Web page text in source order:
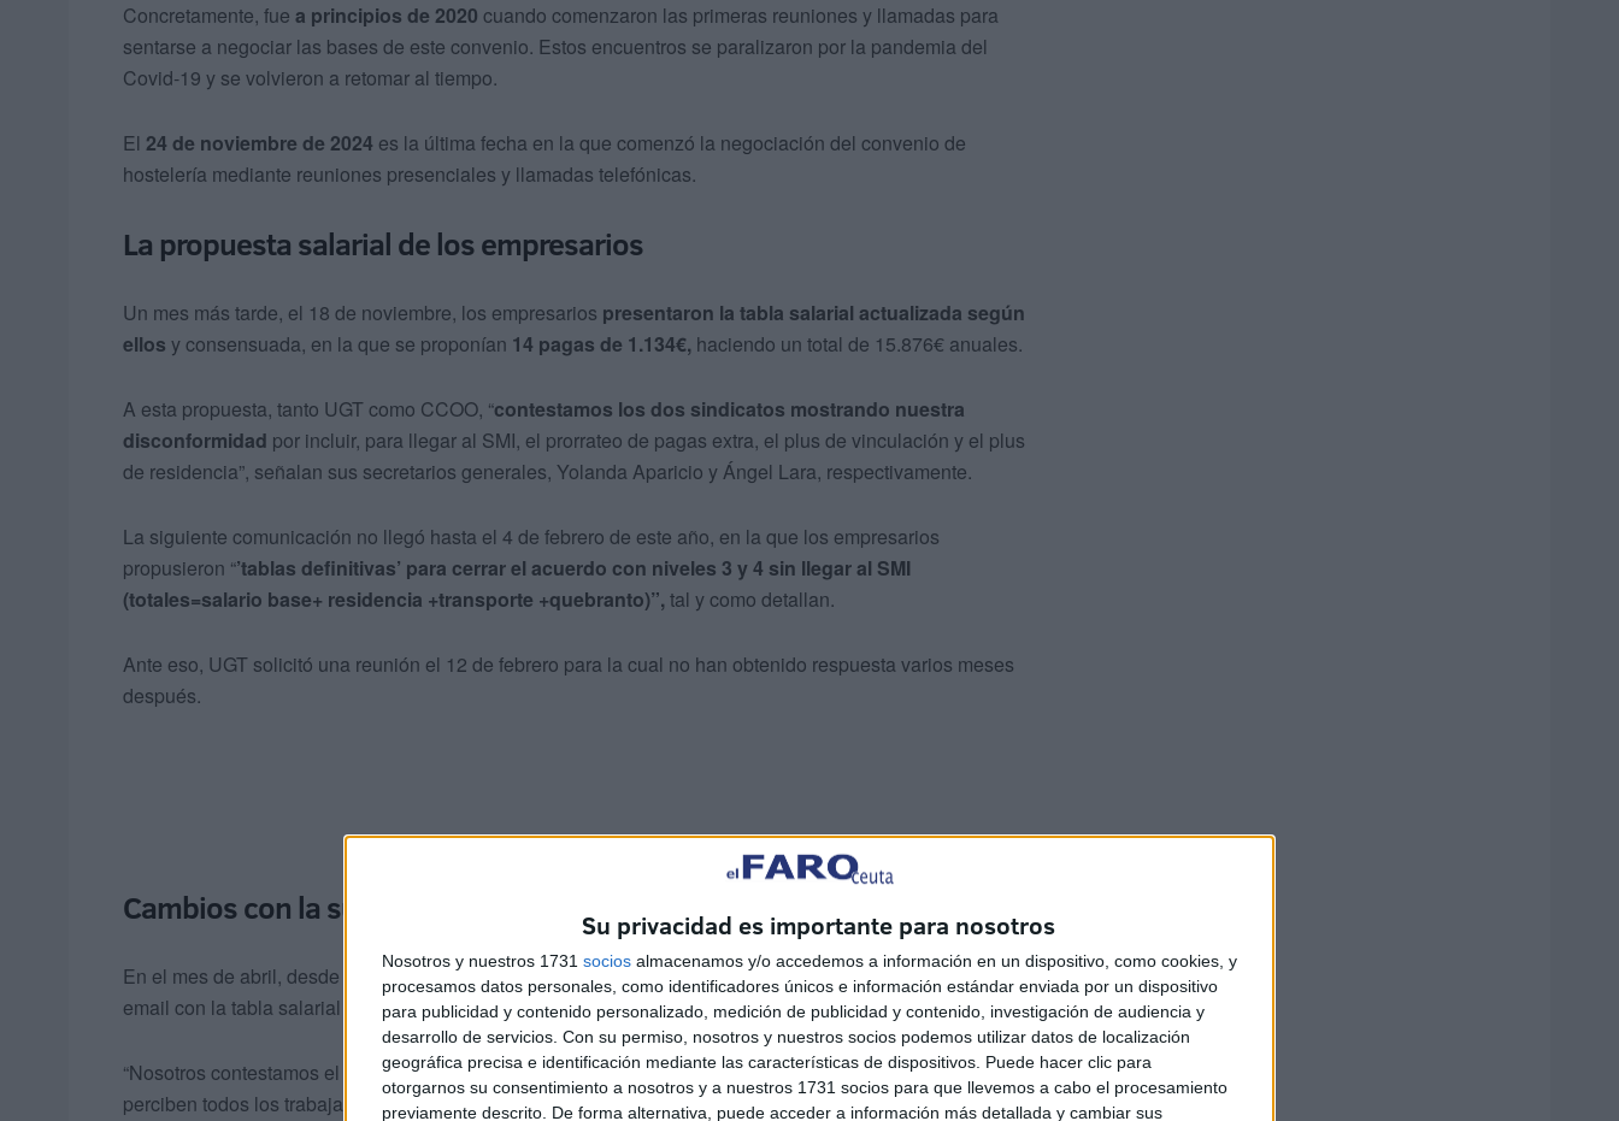
Su privacidad es importante para nosotros
Nosotros y nuestros 1731 socios almacenamos y/o accedemos a información en un dispositivo, como cookies, y
procesamos datos personales, como identificadores únicos e información estándar enviada por un dispositivo
para publicidad y contenido personalizado, medición de publicidad y contenido, investigación de audiencia y
desarrollo de servicios. Con su permiso, nosotros y nuestros socios podemos utilizar datos de localización
geográfica precisa e identificación mediante las características de dispositivos. Puede hacer clic para
otorgarnos su consentimiento a nosotros y a nuestros 1731 socios para que llevemos a cabo el procesamiento
previamente descrito. De forma alternativa, puede acceder a información más detallada y cambiar sus
Concretamente, fue a principios de 2020 cuando comenzaron las primeras reuniones y llamadas para
sentarse a negociar las bases de este convenio. Estos encuentros se paralizaron por la pandemia del
Covid-19 y se volvieron a retomar al tiempo.
El 24 de noviembre de 2024 es la última fecha en la que comenzó la negociación del convenio de
hostelería mediante reuniones presenciales y llamadas telefónicas.
La propuesta salarial de los empresarios
Un mes más tarde, el 18 de noviembre, los empresarios presentaron la tabla salarial actualizada según
ellos y consensuada, en la que se proponían 14 pagas de 1.134€, haciendo un total de 15.876€ anuales.
A esta propuesta, tanto UGT como CCOO, “contestamos los dos sindicatos mostrando nuestra
disconformidad por incluir, para llegar al SMI, el prorrateo de pagas extra, el plus de vinculación y el plus
de residencia”, señalan sus secretarios generales, Yolanda Aparicio y Ángel Lara, respectivamente.
La siguiente comunicación no llegó hasta el 4 de febrero de este año, en la que los empresarios
propusieron “’tablas definitivas’ para cerrar el acuerdo con niveles 3 y 4 sin llegar al SMI
(totales=salario base+ residencia +transporte +quebranto)”, tal y como detallan.
Ante eso, UGT solicitó una reunión el 12 de febrero para la cual no han obtenido respuesta varios meses
después.
Cambios con la subida del SMI
En el mes de abril, desde la CECE y tras la subida SMI a 1.184€ el 8 de abril, los empresarios envían un
email con la tabla salarial y el % de subida a 4 años.
“Nosotros contestamos el 11 de abril diciéndoles quemeten en ellas el plus de vinculaciónque no lo
perciben todos los trabajadores,quitan la paga de beneficiosy encimael prorrateo lo hacen por 15,